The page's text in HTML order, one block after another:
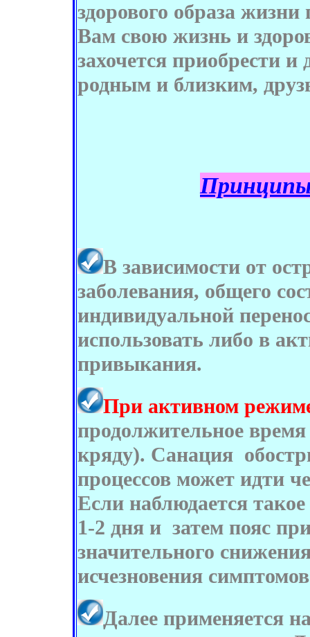
здорового образа
Вам свою жизнь и
захочется приобрести
родным и близким,
Принципы
В зависимости от
заболевания, общего
индивидуальной
использовать либо в
привыкания.
При активном
продолжительное
кряду). Санация
процессов может идти
Если наблюдается
1-2 дня и затем пояс
значительного
исчезновения
Далее применяется